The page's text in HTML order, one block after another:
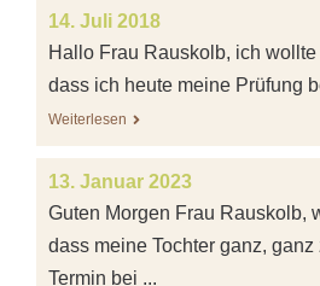
14. Juli 2018
Hallo Frau Rauskolb, ich
dass ich heute meine Prüfung
Weiterlesen
13. Januar 2023
Guten Morgen Frau Rauskolb,
dass meine Tochter ganz,
Termin bei ...